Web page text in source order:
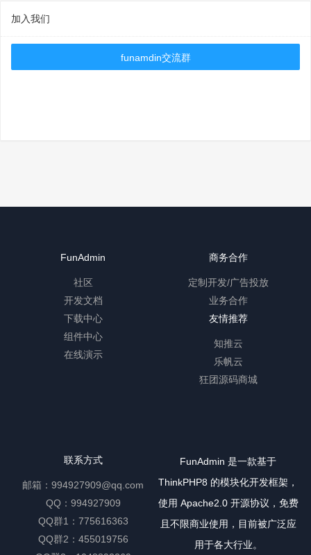
加入我们
funamdin交流群
FunAdmin
社区
开发文档
下载中心
组件中心
在线演示
商务合作
定制开发/广告投放
业务合作
友情推荐
知推云
乐帆云
狂团源码商城
联系方式
邮箱：994927909@qq.com
QQ：994927909
QQ群1：775616363
QQ群2：455019756
FunAdmin 是一款基于
ThinkPHP8 的模块化开发框架，
使用 Apache2.0 开源协议，免费
且不限商业使用，目前被广泛应
用于各大行业。